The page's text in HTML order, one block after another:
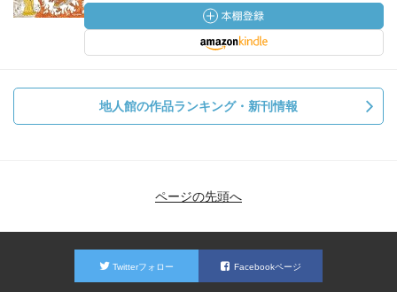
地人館の作品ランキング・新刊情報
ページの先頭へ
Twitterフォロー Facebookページ